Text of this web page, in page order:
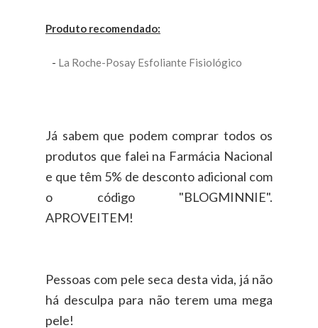
Produto recomendado:
- La Roche-Posay Esfoliante Fisiológico
Já sabem que podem comprar todos os
produtos que falei na Farmácia Nacional
e que têm 5% de desconto adicional com
o código "BLOGMINNIE".
APROVEITEM!
Pessoas com pele seca desta vida, já não
há desculpa para não terem uma mega
pele!